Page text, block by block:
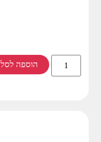
הוספה לסל